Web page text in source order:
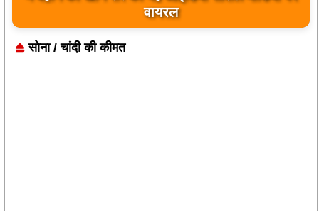
बयान पर भारत के केंद्रीय मंत्रियों की कड़ी प्रतिक्रिया
सोना / चांदी की कीमत